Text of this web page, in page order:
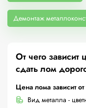
Демонтаж
От чего
сдать лом
Цена лома зависит от
Вид металла -